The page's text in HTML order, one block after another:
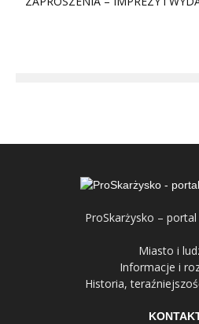
ProSkarżysko – portal
Miasto i
Informacje i
Historia,